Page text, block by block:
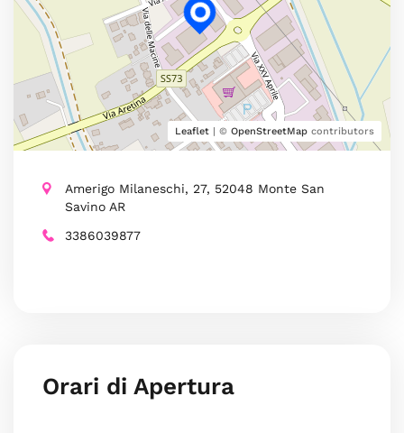
Leaflet | © OpenStreetMap contributors
Amerigo Milaneschi, 27, 52048 Monte San
Savino AR
3386039877
Orari di Apertura